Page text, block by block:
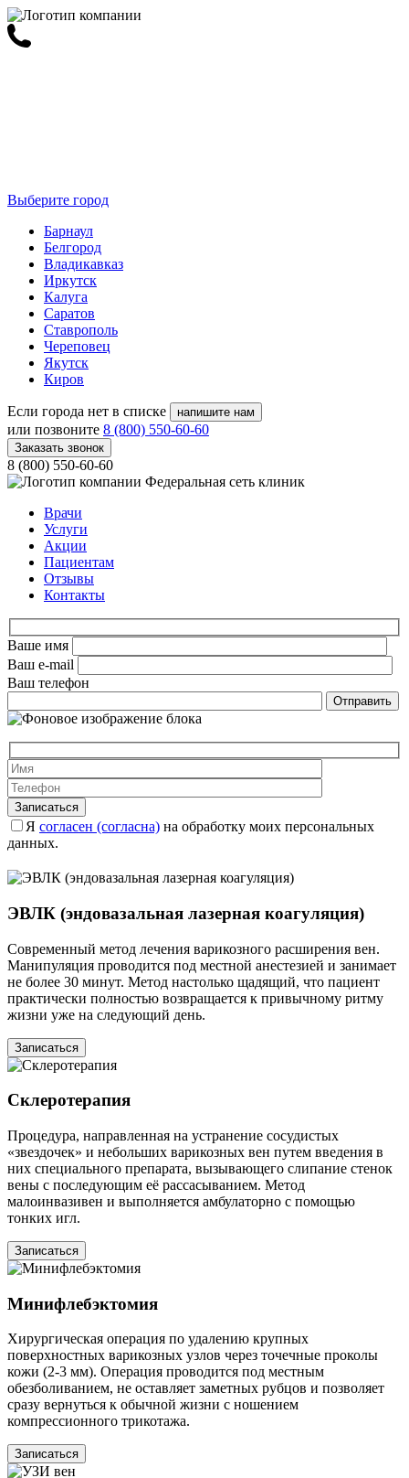
Выберите город
Барнаул
Белгород
Владикавказ
Иркутск
Калуга
Саратов
Ставрополь
Череповец
Якутск
Киров
Если города нет в списке напишите нам
или позвоните 8 (800) 550-60-60
Заказать звонок
8 (800) 550-60-60
Федеральная сеть клиник
Врачи
Услуги
Акции
Пациентам
Отзывы
Контакты
Ваше имя
Ваш e-mail
Ваш телефон
Я согласен (согласна) на обработку моих персональных
данных.
ЭВЛК (эндовазальная лазерная коагуляция)
Современный метод лечения варикозного расширения вен.
Манипуляция проводится под местной анестезией и занимает
не более 30 минут. Метод настолько щадящий, что пациент
практически полностью возвращается к привычному ритму
жизни уже на следующий день.
Записаться
Склеротерапия
Процедура, направленная на устранение сосудистых
«звездочек» и небольших варикозных вен путем введения в
них специального препарата, вызывающего слипание стенок
вены с последующим её рассасыванием. Метод
малоинвазивен и выполняется амбулаторно с помощью
тонких игл.
Записаться
Минифлебэктомия
Хирургическая операция по удалению крупных
поверхностных варикозных узлов через точечные проколы
кожи (2-3 мм). Операция проводится под местным
обезболиванием, не оставляет заметных рубцов и позволяет
сразу вернуться к обычной жизни с ношением
компрессионного трикотажа.
Записаться